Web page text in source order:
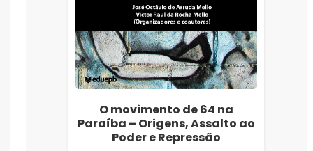
O movimento de 64 na
Paraíba – Origens, Assalto ao
Poder e Repressão